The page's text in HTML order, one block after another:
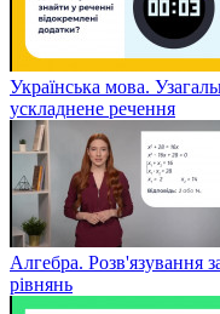
Українська мова.
ускладнене речення
Алгебра. Розв'язування
рівнянь